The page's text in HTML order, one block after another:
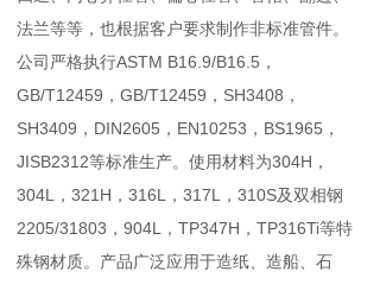
法兰等等，也根据客户要求制作非标准管件。
公司严格执行ASTM B16.9/B16.5，
GB/T12459，GB/T12459，SH3408，
SH3409，DIN2605，EN10253，BS1965，
JISB2312等标准生产。使用材料为304H，
304L，321H，316L，317L，310S及双相钢
2205/31803，904L，TP347H，TP316Ti等特
殊钢材质。产品广泛应用于造纸、造船、石